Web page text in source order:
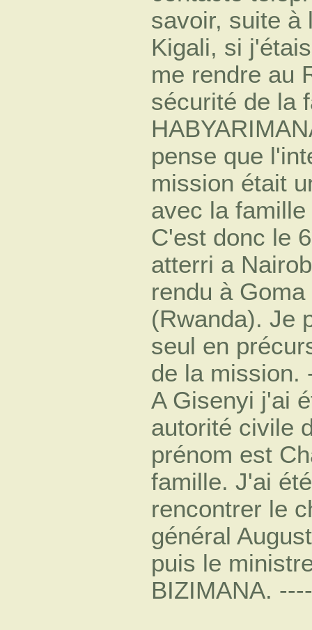
savoir, suite à
Kigali, si
me rendre au
sécurité de la
pense que
mission était
avec la
C'est donc le
atterri a
rendu à
(Rwanda). Je
seul en
de la mission.
A Gisenyi j'ai
autorité civile
prénom est
famille. J'ai
rencontrer le
général
puis le
BIZIMANA.